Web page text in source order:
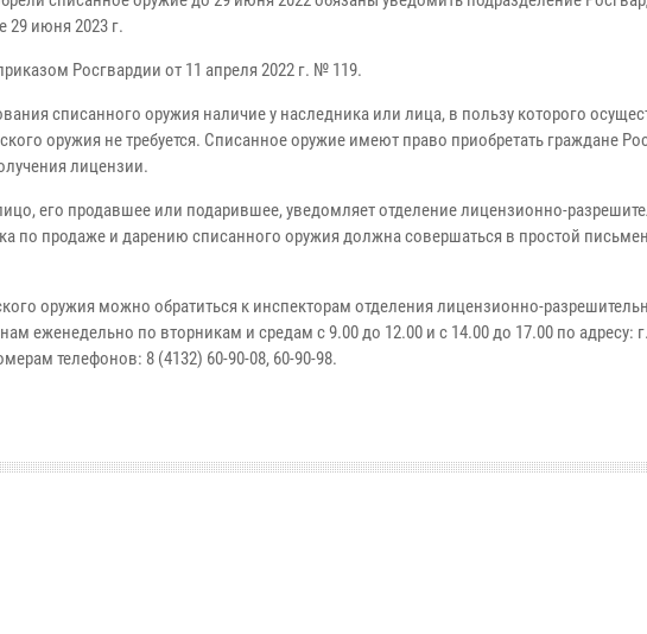
29 июня 2023 г.
Росгвардии от 11 апреля 2022 г. № 119.
списанного оружия наличие у наследника или лица, в пользу которого
оружия не требуется. Списанное оружие имеют право приобретать граждане
лицензии.
его продавшее или подарившее, уведомляет отделение лицензионно-
по продаже и дарению списанного оружия должна совершаться в простой
оружия можно обратиться к инспекторам отделения лицензионно-
еженедельно по вторникам и средам с 9.00 до 12.00 и с 14.00 до 17.00 по адресу:
телефонов: 8 (4132) 60-90-08, 60-90-98.